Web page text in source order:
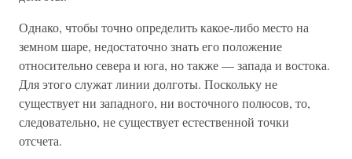
Однако, чтобы точно определить какое-либо место на
земном шаре, недостаточно знать его положение
относительно севера и юга, но также — запада и востока.
Для этого служат линии долготы. Поскольку не
существует ни западного, ни восточного полюсов, то,
следовательно, не существует естественной точки
отсчета.